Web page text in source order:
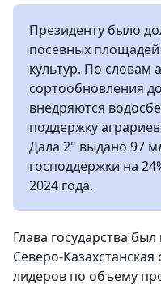
Президенту было
посевных
культур. По словам
сортообновления
внедряются
поддержку
Дала 2" выдано 97
господдержки на
2024 года.
Глава государства
Северо-
лидеров по объему